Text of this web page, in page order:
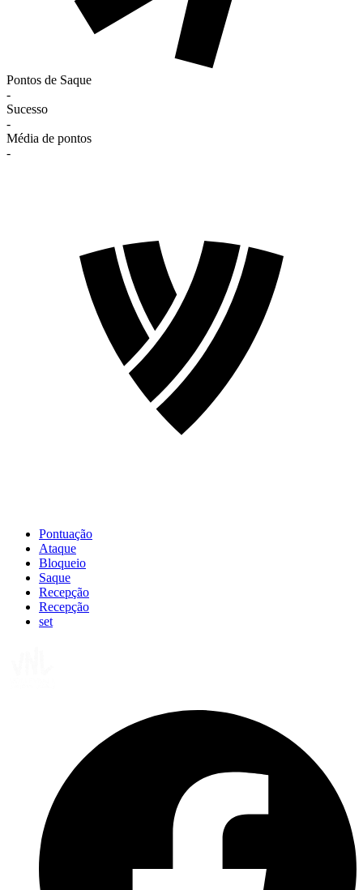
Pontos de Saque
-
Sucesso
-
Média de pontos
-
Pontuação
Ataque
Bloqueio
Saque
Recepção
Recepção
set